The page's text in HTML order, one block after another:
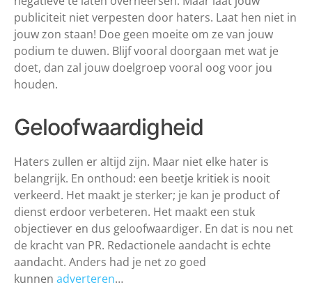
publiciteit niet verpesten door haters. Laat hen niet in
jouw zon staan! Doe geen moeite om ze van jouw
podium te duwen. Blijf vooral doorgaan met wat je
doet, dan zal jouw doelgroep vooral oog voor jou
houden.
Geloofwaardigheid
Haters zullen er altijd zijn. Maar niet elke hater is
belangrijk. En onthoud: een beetje kritiek is nooit
verkeerd. Het maakt je sterker; je kan je product of
dienst erdoor verbeteren. Het maakt een stuk
objectiever en dus geloofwaardiger. En dat is nou net
de kracht van PR. Redactionele aandacht is echte
aandacht. Anders had je net zo goed
kunnen adverteren…